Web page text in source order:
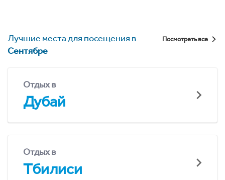
Лучшие места для посещения в
Сентябре
Посмотреть все
Отдых в
Дубай
Отдых в
Тбилиси